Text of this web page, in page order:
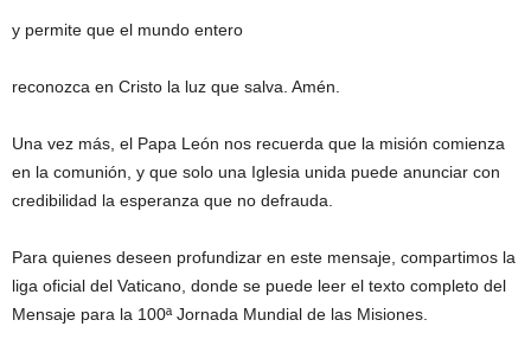
y permite que el mundo entero
reconozca en Cristo la luz que salva. Amén.
Una vez más, el Papa León nos recuerda que la misión comienza
en la comunión, y que solo una Iglesia unida puede anunciar con
credibilidad la esperanza que no defrauda.
Para quienes deseen profundizar en este mensaje, compartimos la
liga oficial del Vaticano, donde se puede leer el texto completo del
Mensaje para la 100ª Jornada Mundial de las Misiones.